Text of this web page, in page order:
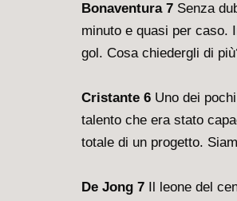
Bonaventura 7 Senza
minuto e quasi per caso.
gol. Cosa chiedergli di
Cristante 6 Uno dei
talento che era stato
totale di un progetto.
De Jong 7 Il leone del